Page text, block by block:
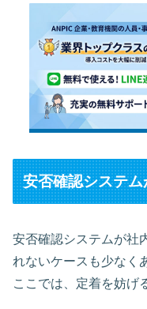
安否確認システ
安否確認システムが社
れないケースも少なく
ここでは、定着を妨げ